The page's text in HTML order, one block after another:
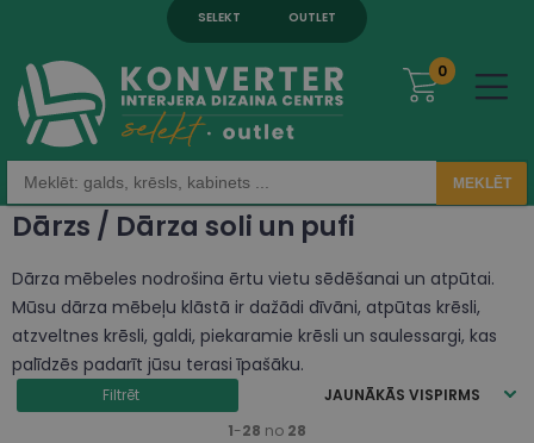
SELEKT OUTLET
0
MEKLĒT
Dārzs / Dārza soli un pufi
Dārza mēbeles nodrošina ērtu vietu sēdēšanai un atpūtai.
Mūsu dārza mēbeļu klāstā ir dažādi dīvāni, atpūtas krēsli,
atzveltnes krēsli, galdi, piekaramie krēsli un saulessargi, kas
palīdzēs padarīt jūsu terasi īpašāku.
Filtrēt
JAUNĀKĀS VISPIRMS
1-28 no 28